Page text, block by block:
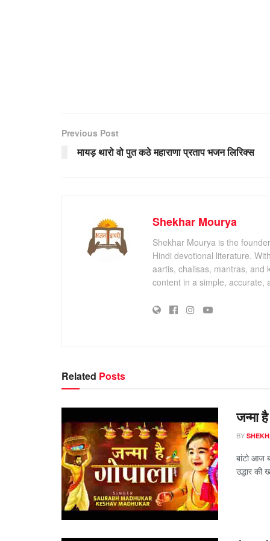
Previous Post
मायड़ थारो वो पुत कठे महाराणा प्रताप भजन लिरिक्स
Shekhar Mourya
Shekhar Mourya is the
Hindi devotional literature.
aartis, chalisas, mantras, and
content in a simple, accurate,
Related Posts
जन्मा
BY
बांटो आज
उद्धार की